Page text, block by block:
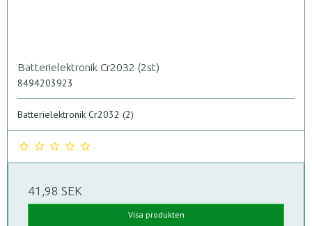
Batterielektronik Cr2032 (2st)
8494203923
Batterielektronik Cr2032 (2)
41,98 SEK
Visa produkten